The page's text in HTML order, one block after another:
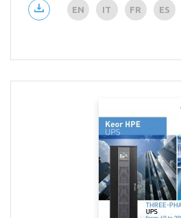
EN IT FR ES